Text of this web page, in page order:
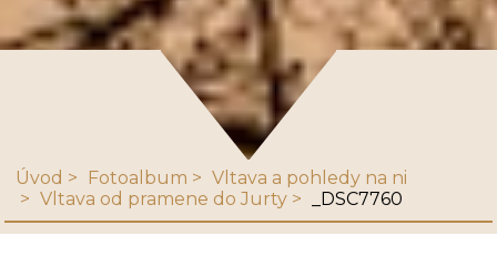
Úvod Fotoalbum
Vltava a pohledy na ni
Vltava od pramene do Jurty
_DSC7760